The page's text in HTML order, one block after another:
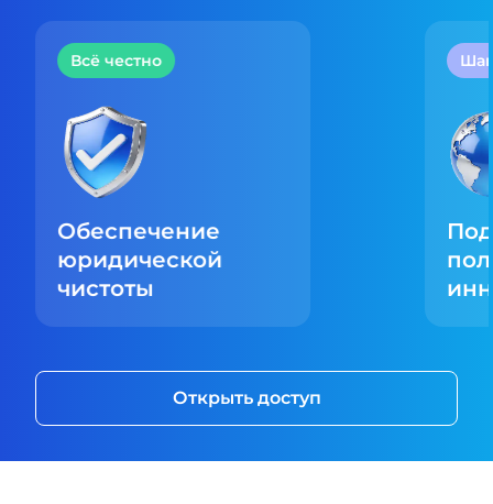
Всё честно
Обеспечение
юридической
чистоты
Открыть доступ